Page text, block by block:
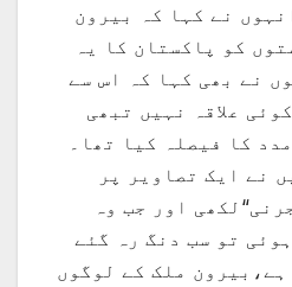
نے کہا کہ بیرون
کو پاکستان کا یہ
نے بھی کہا کہ اس سے
علاقہ نہیں تبھی
کا فیصلہ کیا تھا۔
نے ایک تصاویر پر
اور جب وہ
تو سب دنگ رہ گئے
ملک کے لوگوں